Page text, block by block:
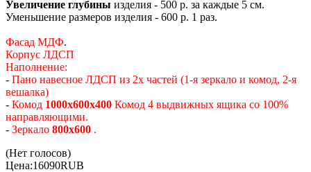
Увеличение глубины изделия - 500 р. за каждые 5 см.
Уменьшение размеров изделия - 600 р. 1 раз.
Фасад МДФ.
Корпус ЛДСП
Наполнение:
- Пано навесное ЛДСП из 2х частей (1-я зеркало и комод, 2-я
вешалка)
- Комод 1000х600х400 Комод 4 выдвижных ящика со 100%
направляющими.
- Зеркало 800х600 .
(Нет голосов)
Цена:16090RUB